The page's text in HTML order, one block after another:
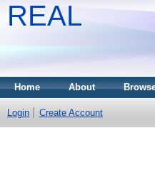
REAL
Home About
Login Create Account